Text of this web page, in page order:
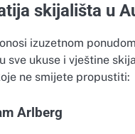
skijališta u
izuzetnom
sve ukuse i vještine
ne smijete propustiti:
Arlberg